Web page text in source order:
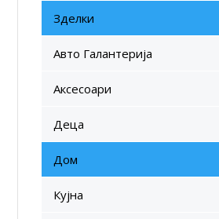
Зделки
Авто Галантерија
Аксесоари
Деца
Дом
Кујна